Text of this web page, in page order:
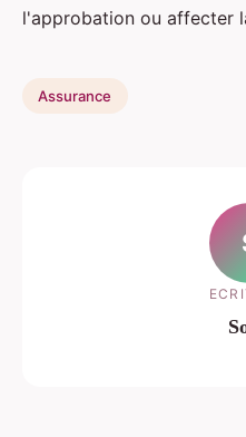
l'approbation ou affecter
Assurance